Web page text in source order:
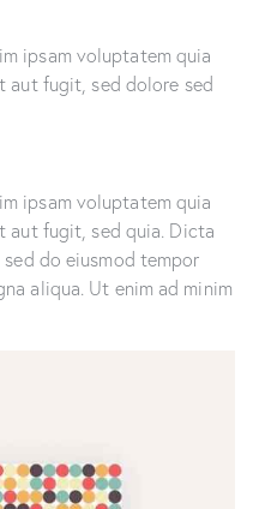
ipsam voluptatem quia
aut fugit, sed dolore sed
ipsam voluptatem quia
aut fugit, sed quia. Dicta
do eiusmod tempor
aliqua. Ut enim ad minim